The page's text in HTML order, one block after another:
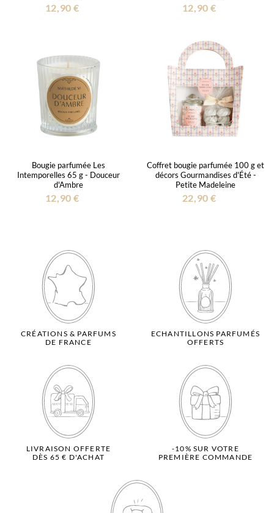
12,90 € 12,90 €
Bougie parfumée Les
Intemporelles 65 g - Douceur
d'Ambre
12,90 €
Coffret bougie parfumée 100 g et
décors Gourmandises d'Été -
Petite Madeleine
22,90 €
CRÉATIONS & PARFUMS
DE FRANCE
ECHANTILLONS PARFUMÉS
OFFERTS
LIVRAISON OFFERTE
DÈS 65 € D'ACHAT
-10% SUR VOTRE
PREMIÈRE COMMANDE